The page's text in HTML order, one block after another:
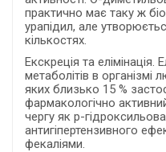
практично має таку ж
урапідил, але
кількостях.
Екскреція та елімінація.
метаболітів в
яких близько 15 %
фармакологічно
чергу як р-
антигіпертензивного
фекаліями.